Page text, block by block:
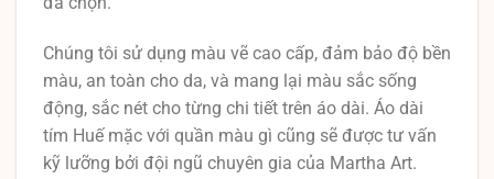
Chúng tôi sử dụng màu vẽ cao cấp, đảm bảo độ bền
màu, an toàn cho da, và mang lại màu sắc sống
động, sắc nét cho từng chi tiết trên áo dài. Áo dài
tím Huế mặc với quần màu gì cũng sẽ được tư vấn
kỹ lưỡng bởi đội ngũ chuyên gia của Martha Art.